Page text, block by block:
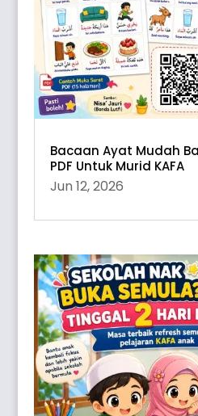
Bacaan Ayat Mudah
PDF Untuk Murid KAFA
Jun 12, 2026